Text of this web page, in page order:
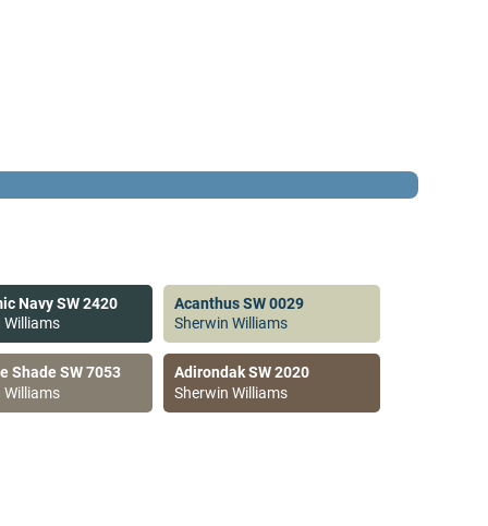
Navy SW 2420
Williams
Acanthus SW 0029
Sherwin Williams
Shade SW 7053
Williams
Adirondak SW 2020
Sherwin Williams